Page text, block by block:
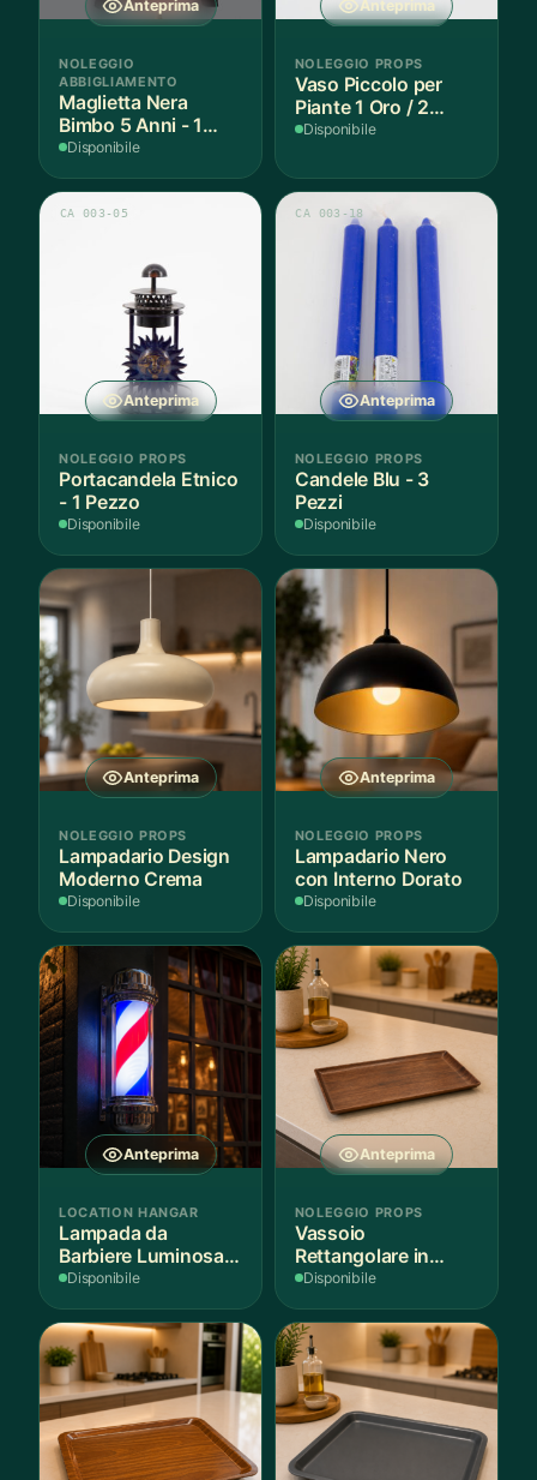
Anteprima
NOLEGGIO
ABBIGLIAMENTO
Maglietta Nera
Bimbo 5 Anni - 1
Pezzo
Disponibile
Anteprima
NOLEGGIO PROPS
Vaso Piccolo per
Piante 1 Oro / 2
Argento - 3 Pezzi
Disponibile
Anteprima
CA 003-05
NOLEGGIO PROPS
Portacandela Etnico
- 1 Pezzo
Disponibile
Anteprima
CA 003-18
NOLEGGIO PROPS
Candele Blu - 3
Pezzi
Disponibile
Anteprima
NOLEGGIO PROPS
Lampadario Design
Moderno Crema
Disponibile
Anteprima
NOLEGGIO PROPS
Lampadario Nero
con Interno Dorato
Disponibile
Anteprima
LOCATION HANGAR
Lampada da
Barbiere Luminosa
Rotante
Disponibile
Anteprima
NOLEGGIO PROPS
Vassoio
Rettangolare in
Legno Scuro
Disponibile